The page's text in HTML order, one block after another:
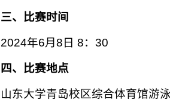
三、比赛时间
2024年6月8日 8：30
四、比赛地点
山东大学青岛校区综合体育馆游